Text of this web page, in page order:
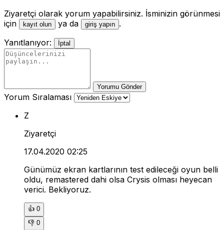
Ziyaretçi olarak yorum yapabilirsiniz. İsminizin görünmesi
için
kayıt olun ya da giriş yapın .
Yanıtlanıyor:
İptal
Yorumu Gönder
Yorum Sıralaması
Z
Ziyaretçi
17.04.2020 02:25
Günümüz ekran kartlarının test edileceği oyun belli
oldu, remastered dahi olsa Crysis olması heyecan
verici. Bekliyoruz.
👍 0
👎 0